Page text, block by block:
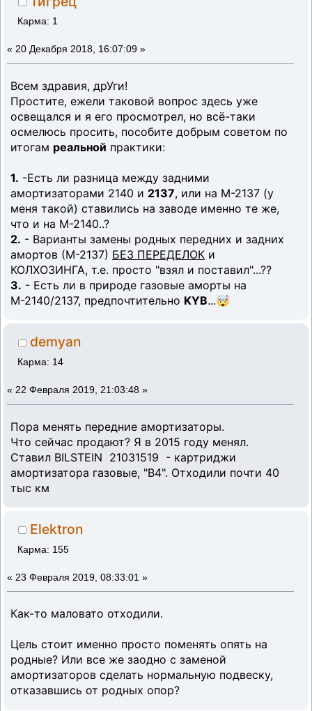
Карма: 1
« 20 Декабря 2018, 16:07:09 »
Всем здравия, дрУги!
Простите, ежели таковой вопрос здесь уже
освещался и я его просмотрел, но всё-таки
осмелюсь просить, пособите добрым советом по
итогам реальной практики:
1. -Есть ли разница между задними
амортизаторами 2140 и 2137, или на М-2137 (у
меня такой) ставились на заводе именно те же,
что и на М-2140..?
2. - Варианты замены родных передних и задних
амортов (М-2137) БЕЗ ПЕРЕДЕЛОК и
КОЛХОЗИНГА, т.е. просто "взял и поставил"...??
3. - Есть ли в природе газовые аморты на
М-2140/2137, предпочтительно KYB...🤯
demyan
Карма: 14
« 22 Февраля 2019, 21:03:48 »
Пора менять передние амортизаторы.
Что сейчас продают? Я в 2015 году менял.
Ставил BILSTEIN 21031519 - картриджи
амортизатора газовые, "B4". Отходили почти 40
тыс км
Elektron
Карма: 155
« 23 Февраля 2019, 08:33:01 »
Как-то маловато отходили.
Цель стоит именно просто поменять опять на
родные? Или все же заодно с заменой
амортизаторов сделать нормальную подвеску,
отказавшись от родных опор?